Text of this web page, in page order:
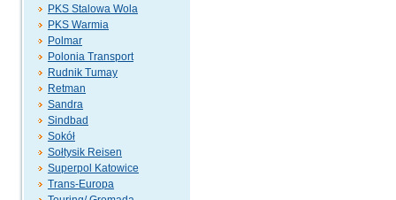
PKS Stalowa Wola
PKS Warmia
Polmar
Polonia Transport
Rudnik Tumay
Retman
Sandra
Sindbad
Sokół
Sołtysik Reisen
Superpol Katowice
Trans-Europa